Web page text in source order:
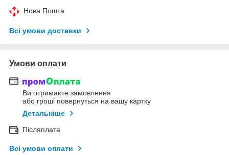
Нова Пошта
Всі умови доставки
Умови оплати
Ви отримаєте замовлення
або гроші повернуться на вашу картку
Детальніше
Післяплата
Всі умови оплати